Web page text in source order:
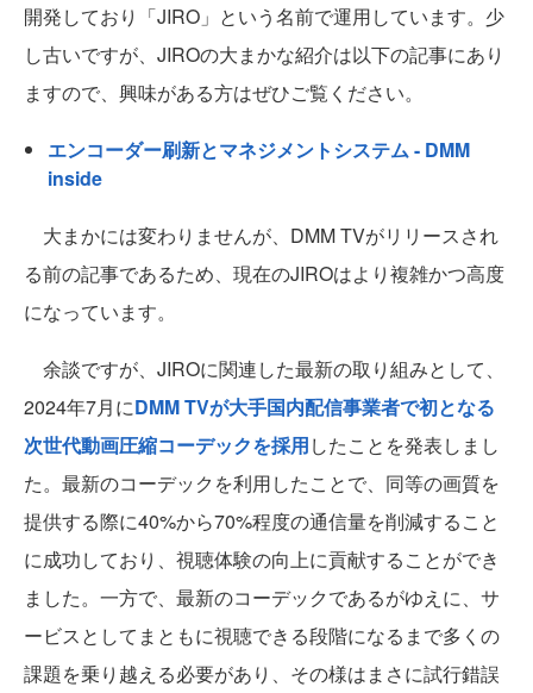
開発しており「JIRO」という名前で運用しています。少
し古いですが、JIROの大まかな紹介は以下の記事にあり
ますので、興味がある方はぜひご覧ください。
エンコーダー刷新とマネジメントシステム - DMM
inside
大まかには変わりませんが、DMM TVがリリースされ
る前の記事であるため、現在のJIROはより複雑かつ高度
になっています。
余談ですが、JIROに関連した最新の取り組みとして、
2024年7月にDMM TVが大手国内配信事業者で初となる
次世代動画圧縮コーデックを採用したことを発表しまし
た。最新のコーデックを利用したことで、同等の画質を
提供する際に40%から70%程度の通信量を削減すること
に成功しており、視聴体験の向上に貢献することができ
ました。一方で、最新のコーデックであるがゆえに、サ
ービスとしてまともに視聴できる段階になるまで多くの
課題を乗り越える必要があり、その様はまさに試行錯誤